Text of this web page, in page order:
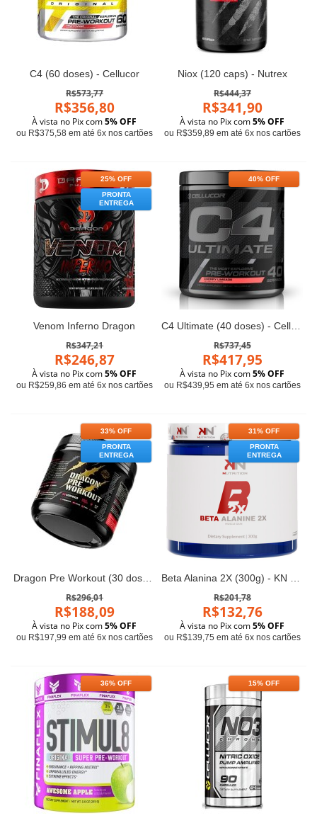
C4 (60 doses) - Cellucor
R$573,77
R$356,80
À vista no Pix com5% OFF
ou R$375,58 em até 6x nos cartões
Niox (120 caps) - Nutrex
R$444,37
R$341,90
À vista no Pix com5% OFF
ou R$359,89 em até 6x nos cartões
25% OFF
PRONTA
ENTREGA
Venom Inferno Dragon
R$347,21
R$246,87
À vista no Pix com5% OFF
ou R$259,86 em até 6x nos cartões
40% OFF
C4 Ultimate (40 doses) - Cellucor
R$737,45
R$417,95
À vista no Pix com5% OFF
ou R$439,95 em até 6x nos cartões
33% OFF
PRONTA
ENTREGA
Dragon Pre Workout (30 doses) - Dragon Elite
R$296,01
R$188,09
À vista no Pix com5% OFF
ou R$197,99 em até 6x nos cartões
31% OFF
PRONTA
ENTREGA
Beta Alanina 2X (300g) - KN Nutrition
R$201,78
R$132,76
À vista no Pix com5% OFF
ou R$139,75 em até 6x nos cartões
36% OFF 15% OFF